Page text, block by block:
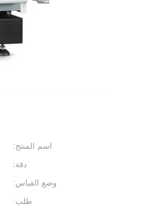
اسم المنتج:
دقة:
وضع القياس:
طلب: